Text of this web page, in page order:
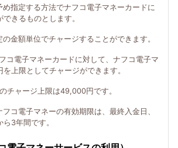
指定する方法でナフコ電子マネーカードに
きるものとします。
金額単位でチャージすることができます。
コ電子マネーカードに対して、ナフコ電子マ
上限としてチャージができます。
チャージ上限は49,000円です。
コ電子マネーの有効期限は、最終入金日、
3年間です。